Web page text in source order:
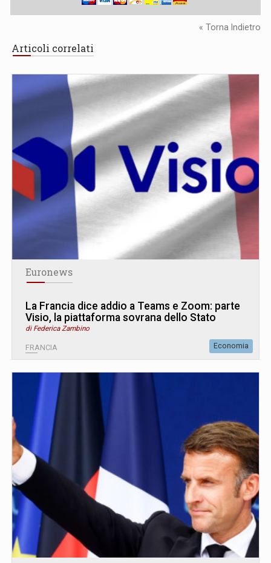
« Torna Indietro
Articoli correlati
Euronews
La Francia dice addio a Teams e Zoom: parte
Visio, la piattaforma sovrana dello Stato
di Federica Zambino
FRANCIA Economia